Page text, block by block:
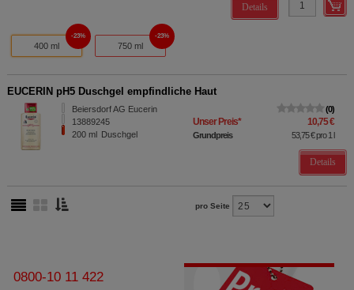
Details
400 ml
23%
750 ml
23%
EUCERIN pH5 Duschgel empfindliche Haut
Beiersdorf AG Eucerin
13889245
200 ml Duschgel
0
Unser Preis* 10,75 €
Grundpreis 53,75 €pro 1 l
Details
pro Seite
0800-10 11 422